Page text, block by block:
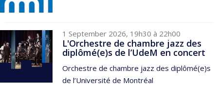
1 September 2026, 19h30 à 22h00
L'Orchestre de chambre jazz des
diplômé(e)s de l’UdeM en concert
Orchestre de chambre jazz des diplômé(e)s
de l’Université de Montréal